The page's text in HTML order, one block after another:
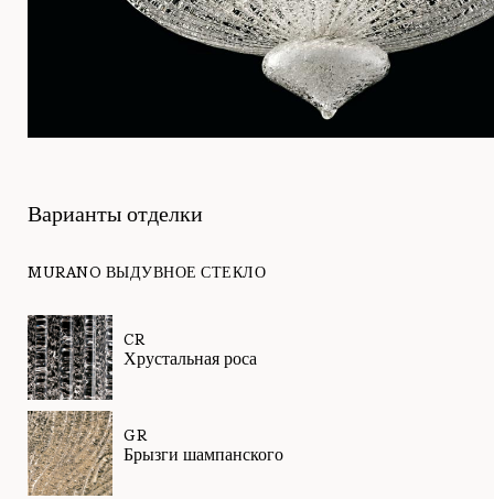
Варианты отделки
MURANO ВЫДУВНОЕ СТЕКЛО
CR
Хрустальная роса
GR
Брызги шампанского